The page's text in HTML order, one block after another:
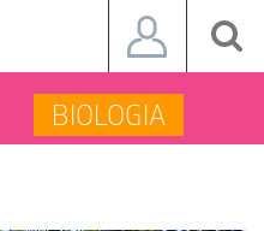
BIOLOGIA